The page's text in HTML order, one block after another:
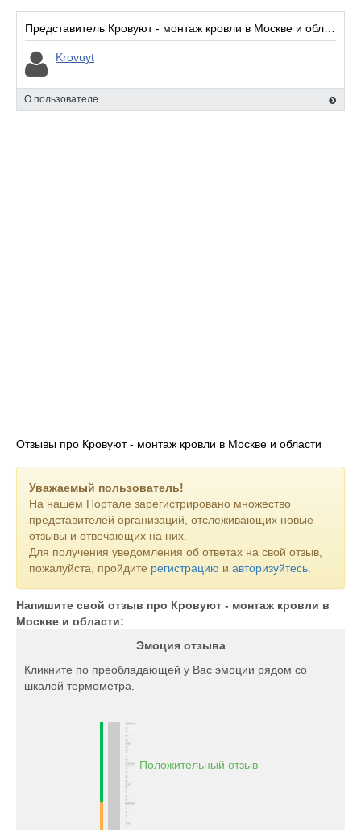
Преимущества работы с нами:
✔ Индивидуальный расчет и подбор материалов
✔ Квалифицированные мастера с профильным
образованием
✔ Соблюдение сроков и чистоты на объекте
✔ Официальная гарантия на все виды работ
Krovuyt
О пользователе
Отзывы про Кровуют - монтаж кровли в Москве и области
Уважаемый пользователь!
На нашем Портале зарегистрировано множество
представителей организаций, отслеживающих новые
отзывы и отвечающих на них.
Для получения уведомления об ответах на свой отзыв,
пожалуйста, пройдите регистрацию и авторизуйтесь
Напишите свой отзыв про Кровуют - монтаж кровли в
Москве и области:
Эмоция отзыва
Кликните по преобладающей у Вас эмоции рядом со
шкалой термометра.
Положительный отзыв